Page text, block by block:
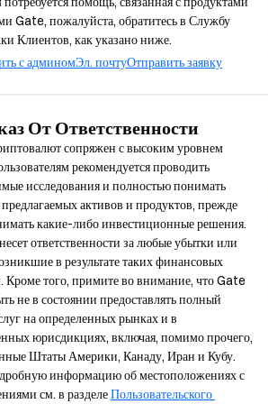
Gate, пожалуйста, обратитесь в Службу
Клиентов, как указано ниже.
с админомЭл. почтуОтправить заявку
От Ответственности
сопряжен с высоким уровнем
рекомендуется проводить
исследования и полностью понимать
предлагаемых активов и продуктов, прежде
какие-либо инвестиционные решения.
ответственности за любые убытки или
в результате таких финансовых
Кроме того, примите во внимание, что Gate
не в состоянии предоставлять полный
на определенных рынках и в
юрисдикциях, включая, помимо прочего,
Штаты Америки, Канаду, Иран и Кубу.
информацию об местоположениях с
см. в разделе Пользовательского